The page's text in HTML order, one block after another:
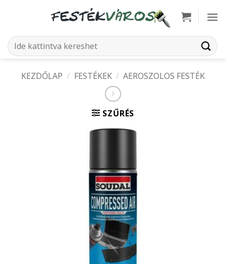
Keresés
a
KEZDŐLAP / FESTÉKEK / AEROSZOLOS FESTÉK
SZŰRÉS